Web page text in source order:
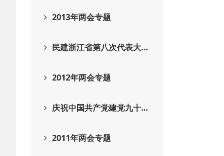
2013年两会专题
民建浙江省第八次代表大…
2012年两会专题
庆祝中国共产党建党九十…
2011年两会专题